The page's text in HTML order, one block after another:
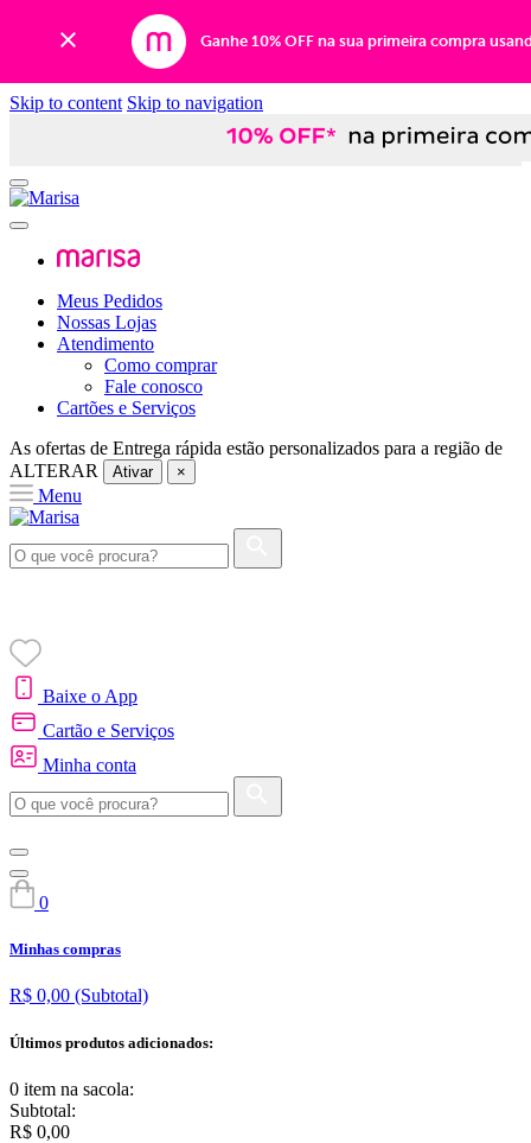
Ganhe 10% OFF na sua primeira compra
Skip to content Skip to navigation
Meus Pedidos
Nossas Lojas
Atendimento
Como comprar
Fale conosco
Cartões e Serviços
As ofertas de Entrega rápida estão personalizados para a região de
ALTERAR
Ativar ×
Menu
Baixe o App
Cartão e Serviços
Minha conta
0
Minhas compras
R$ 0,00 (Subtotal)
Últimos produtos adicionados:
0 item na sacola:
Subtotal:
R$ 0,00